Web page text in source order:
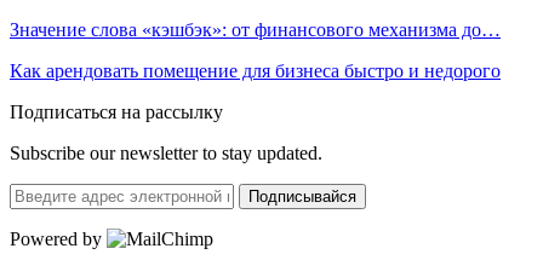
Значение слова «кэшбэк»: от финансового механизма до…
Как арендовать помещение для бизнеса быстро и недорого
Подписаться на рассылку
Subscribe our newsletter to stay updated.
Подписывайся
Powered by